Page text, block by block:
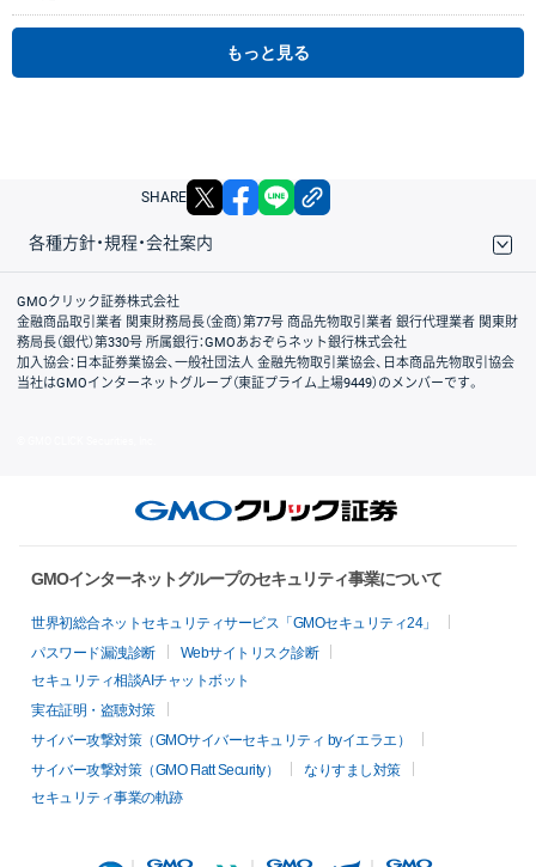
もっと見る
SHARE X facebook
各種方針・規程・会社案内
取引規程・約款
サイトマップ
その他のご案内
個人情報保護方針
最良執行方針
サイトのご利用について
ディスクレイマー
信託保全
リスク説明
会社案内
GMOクリック証券株式会社
金融商品取引業者 関東財務局長（金商）第77号 商品先物取引業者 銀行代理業者 関東財
務局長（銀代）第330号 所属銀行：GMOあおぞらネット銀行株式会社
加入協会：日本証券業協会、一般社団法人 金融先物取引業協会、日本商品先物取引協会
当社はGMOインターネットグループ（東証プライム上場9449）のメンバーです。
GMOインターネットグループのセキュリティ事業について
世界初総合ネットセキュリティサービス「GMOセキュリティ24」
パスワード漏洩診断
Webサイトリスク診断
セキュリティ相談AIチャットボット
実在証明・盗聴対策
サイバー攻撃対策（GMOサイバーセキュリティ byイエラエ）
サイバー攻撃対策（GMO Flatt Security）
なりすまし対策
セキュリティ事業の軌跡